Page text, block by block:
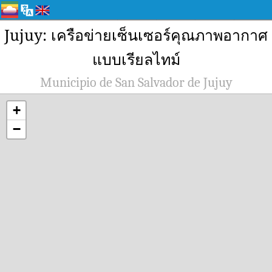
Jujuy: เครือข่ายเซ็นเซอร์คุณภาพอากาศ
แบบเรียลไทม์
Municipio de San Salvador de Jujuy
+
−